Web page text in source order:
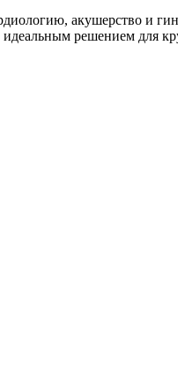
акушерство и
идеальным решением для